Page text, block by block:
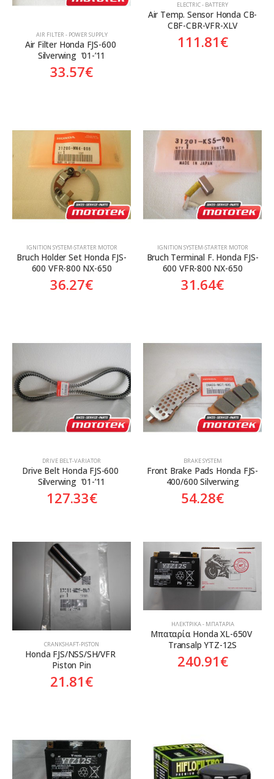
AIR FILTER - POWER SUPPLY
Air Filter Honda FJS-600
Silverwing  ’01-’11
33.57€
ELECTRIC - BATTERY
Air Temp. Sensor Honda CB-
CBF-CBR-VFR-XLV
111.81€
ΙGNITION SYSTEM-STARTER MOTOR
Bruch Holder Set Honda FJS-
600 VFR-800 NX-650
36.27€
ΙGNITION SYSTEM-STARTER MOTOR
Bruch Terminal F. Honda FJS-
600 VFR-800 NX-650
31.64€
DRIVE BELT-VARIATOR
Drive Belt Honda FJS-600
Silverwing  ’01-’11
127.33€
BRAKE SYSTEM
Front Brake Pads Honda FJS-
400/600 Silverwing
54.28€
CRANKSHAFT-PISTON
Honda FJS/NSS/SH/VFR
Piston Pin
21.81€
ΗΛΕΚΤΡΙΚΆ - ΜΠΑΤΑΡΊΑ
Mπαταρία Honda XL-650V
Transalp YTZ-12S
240.91€